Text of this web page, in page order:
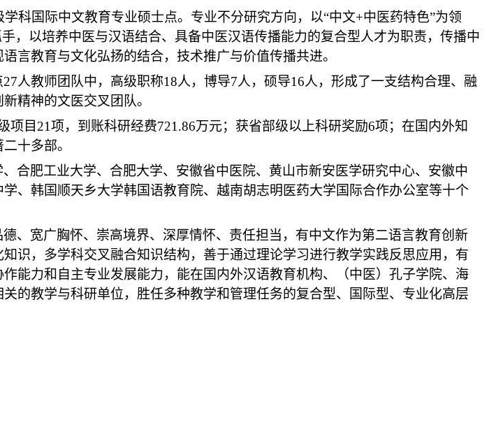
科国际中文教育专业硕士点。专业不分研究方向，以“中文+中医药特色”为领
，以培养中医与汉语结合、具备中医汉语传播能力的复合型人才为职责，传播中
言教育与文化弘扬的结合，技术推广与价值传播共进。
27人教师团队中，高级职称18人，博导7人，硕导16人，形成了一支结构合理、融
精神的文医交叉团队。
项目 21项，到账科研经费721.86万元；获省部级以上科研奖励6项；在国内外知
十多部。
合肥工业大学、合肥大学、安徽省中医院、黄山市新安医学研究中心、安徽中
、韩国顺天乡大学韩国语教育院、越南胡志明医药大学国际合作办公室等十个
、宽广胸怀、崇高境界、深厚情怀、责任担当，有中文作为第二语言教育创新
识，多学科交叉融合知识结构，善于通过理论学习进行教学实践反思应用，有
能力和自主专业发展能力，能在国内外汉语教育机构、（中医）孔子学院、海
的教学与科研单位，胜任多种教学和管理任务的复合型、国际型、专业化高层